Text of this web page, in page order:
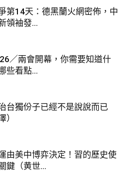
第14天：德黑蘭火網密佈，中
領袖發...
／兩會開幕，你需要知道什
些看點...
台獨份子已經不是說說而已
）
由美中博弈決定！習的歷史使
鍵（黄世...